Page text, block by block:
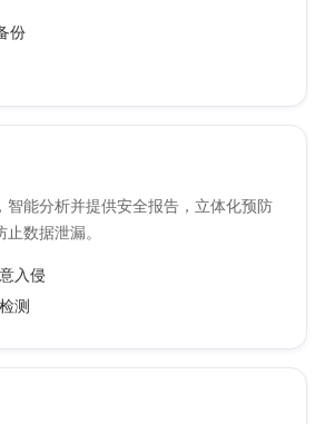
份
智能分析并提供安全报告，立体化预防
数据泄漏。
入侵
测